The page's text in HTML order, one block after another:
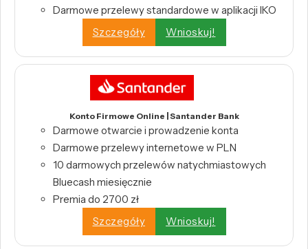
Darmowe przelewy standardowe w aplikacji IKO
Szczegóły
Wnioskuj!
Konto Firmowe Online | Santander Bank
Darmowe otwarcie i prowadzenie konta
Darmowe przelewy internetowe w PLN
10 darmowych przelewów natychmiastowych
Bluecash miesięcznie
Premia do 2700 zł
Szczegóły
Wnioskuj!